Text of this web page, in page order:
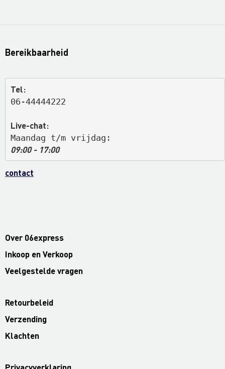
Bereikbaarheid
Tel:
06-44444222
Live-chat:
Maandag t/m vrijdag:
09:00 - 17:00
contact
Over 06express
Inkoop en Verkoop
Veelgestelde vragen
Retourbeleid
Verzending
Klachten